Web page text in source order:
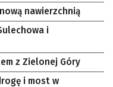
nawierzchnią
i
z Zielonej Góry
i most w